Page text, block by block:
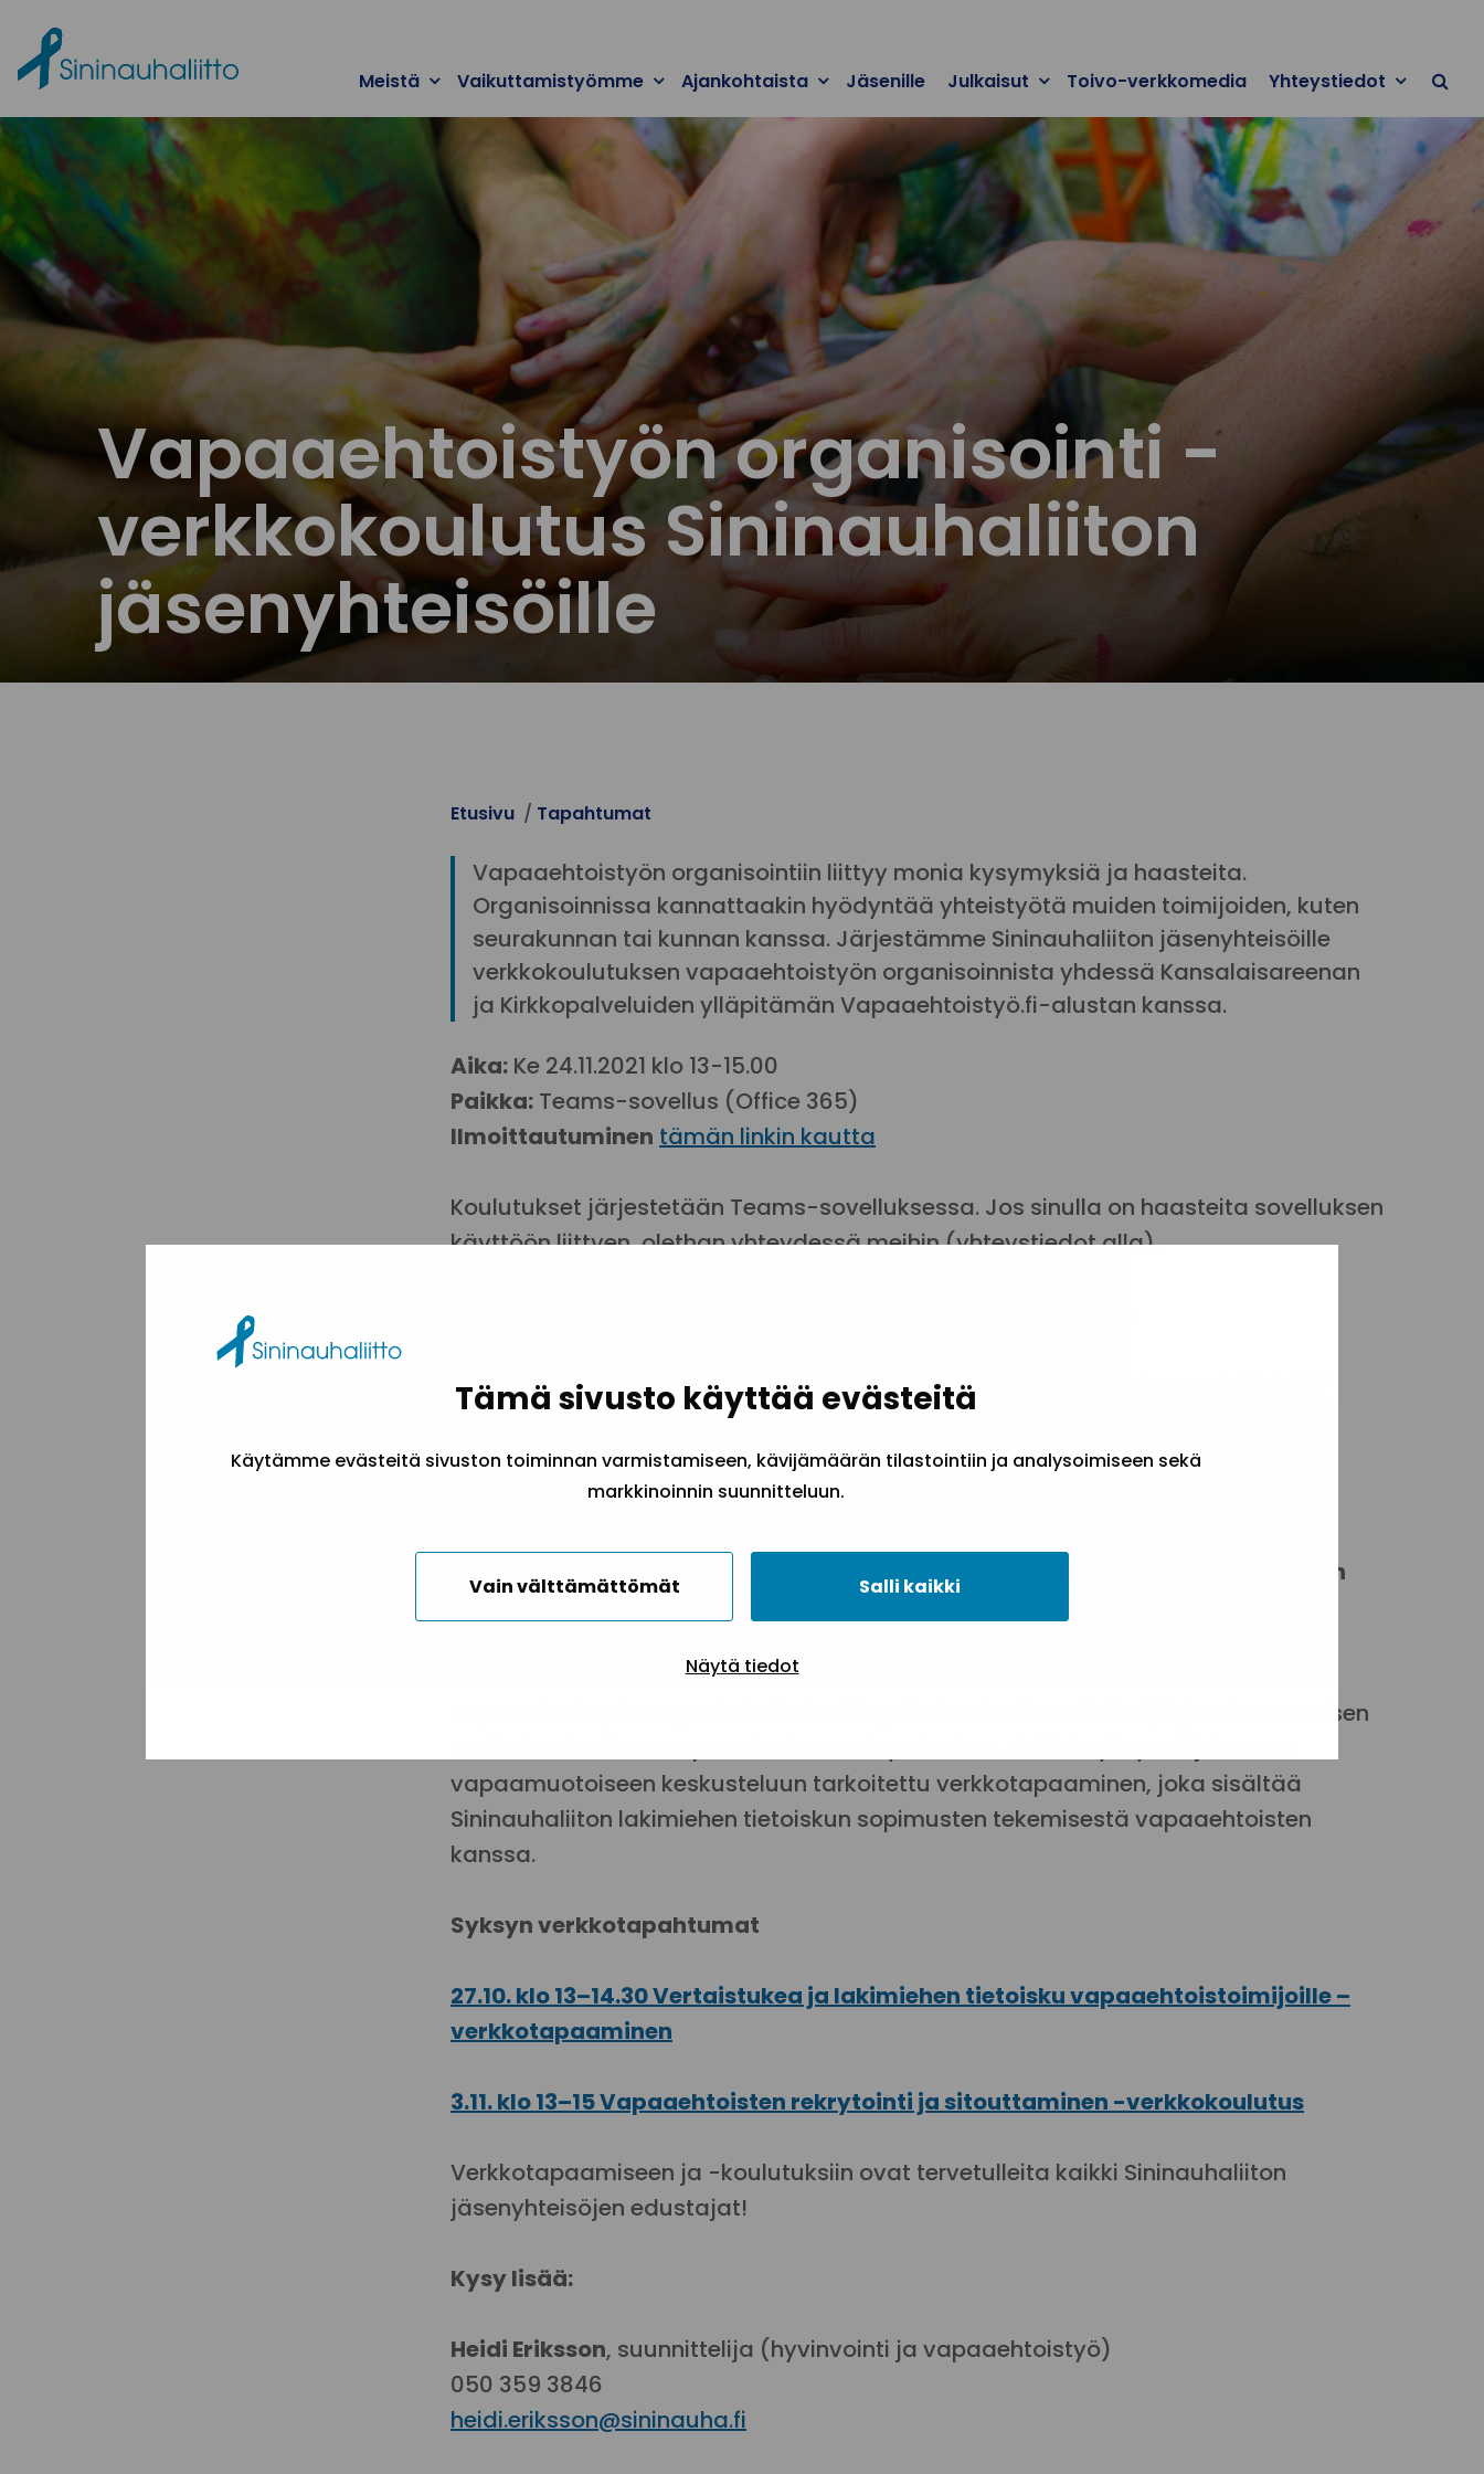
Tämä sivusto käyttää evästeitä
Käytämme evästeitä sivuston toiminnan varmistamiseen, kävijämäärän tilastointiin ja analysoimiseen sekä
markkinoinnin suunnitteluun.
Vain välttämättömät Salli kaikki
Näytä tiedot
Meistä Vaikuttamistyömme Ajankohtaista Jäsenille Julkaisut Toivo-verkkomedia Yhteystiedot
Vapaaehtoistyön organisointi -
verkkokoulutus Sininauhaliiton
jäsenyhteisöille
Etusivu Tapahtumat
Vapaaehtoistyön organisointiin liittyy monia kysymyksiä ja haasteita.
Organisoinnissa kannattaakin hyödyntää yhteistyötä muiden toimijoiden, kuten
seurakunnan tai kunnan kanssa. Järjestämme Sininauhaliiton jäsenyhteisöille
verkkokoulutuksen vapaaehtoistyön organisoinnista yhdessä Kansalaisareenan
ja Kirkkopalveluiden ylläpitämän Vapaaehtoistyö.fi-alustan kanssa.
Aika: Ke 24.11.2021 klo 13-15.00
Paikka: Teams-sovellus (Office 365)
Ilmoittautuminen tämän linkin kautta
Koulutukset järjestetään Teams-sovelluksessa. Jos sinulla on haasteita sovelluksen
käyttöön liittyen, olethan yhteydessä meihin (yhteystiedot alla).
Minkälaista yhteistyötä vapaaehtoistoiminnan organisoinnissa voisi tehdä?
Miksi tehdä yhteistyötä kunnan tai seurakunnan kanssa vapaaehtoistyön
organisoinnissa? Miksi yhteistyön tekeminen on tärkeää?
Mitkä asiat edistävät ja mitkä estävät yhteistyön tekemistä?
Verkkokoulutuksen aluksi kuulemme Sininauhaliiton suunnittelija
Heidi Erikssonin
Vapaaehtoistyön organisointiin keskittyvän koulutuksen lisäksi järjestämme toisen
vapaamuotoiseen keskusteluun tarkoitettu verkkotapaaminen, joka sisältää
Sininauhaliiton lakimiehen tietoiskun sopimusten tekemisestä vapaaehtoisten
kanssa.
Syksyn verkkotapahtumat
27.10. klo 13–14.30 Vertaistukea ja lakimiehen tietoisku vapaaehtoistoimijoille –
verkkotapaaminen
3.11. klo 13–15 Vapaaehtoisten rekrytointi ja sitouttaminen -verkkokoulutus
Verkkotapaamiseen ja -koulutuksiin ovat tervetulleita kaikki Sininauhaliiton
jäsenyhteisöjen edustajat!
Kysy lisää:
Heidi Eriksson, suunnittelija (hyvinvointi ja vapaaehtoistyö)
050 359 3846
heidi.eriksson@sininauha.fi